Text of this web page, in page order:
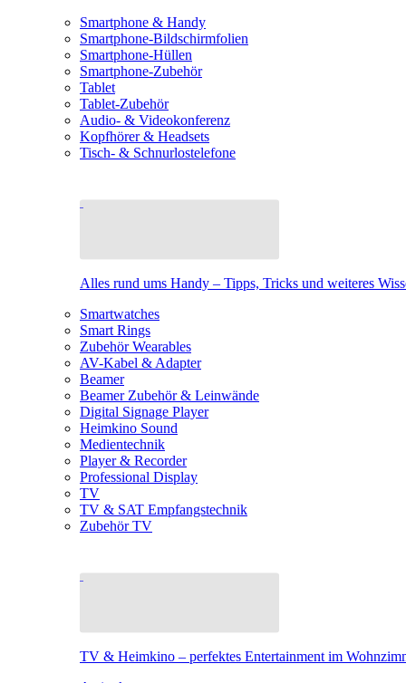
Smartphone & Handy
Smartphone-Bildschirmfolien
Smartphone-Hüllen
Smartphone-Zubehör
Tablet
Tablet-Zubehör
Audio- & Videokonferenz
Kopfhörer & Headsets
Tisch- & Schnurlostelefone
Alles rund ums Handy – Tipps, Tricks und weiteres
Smartwatches
Smart Rings
Zubehör Wearables
AV-Kabel & Adapter
Beamer
Beamer Zubehör & Leinwände
Digital Signage Player
Heimkino Sound
Medientechnik
Player & Recorder
Professional Display
TV
TV & SAT Empfangstechnik
Zubehör TV
TV & Heimkino – perfektes Entertainment im